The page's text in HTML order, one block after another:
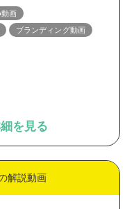
画
ブランディング動画
を見る
解説動画